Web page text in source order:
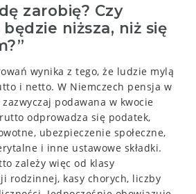
zarobię? Czy
niższa, niż się
wynika z tego, że ludzie mylą
i netto. W Niemczech pensja w
podawana w kwocie
odprowadza się podatek,
ubezpieczenie społeczne,
i inne ustawowe składki.
zależy więc od klasy
rodzinnej, kasy chorych, liczby